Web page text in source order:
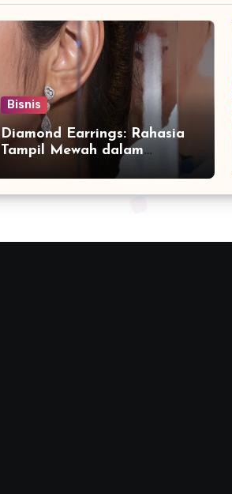
Bisnis
Diamond Earrings: Rahasia
Tampil Mewah dalam
Sekejap yang Jarang
Diketahui